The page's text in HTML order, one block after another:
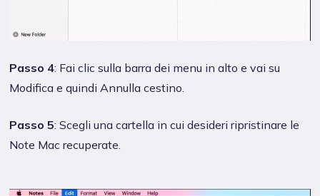
Passo 4: Fai clic sulla barra dei menu in alto e vai su
Modifica e quindi Annulla cestino.
Passo 5: Scegli una cartella in cui desideri ripristinare le
Note Mac recuperate.